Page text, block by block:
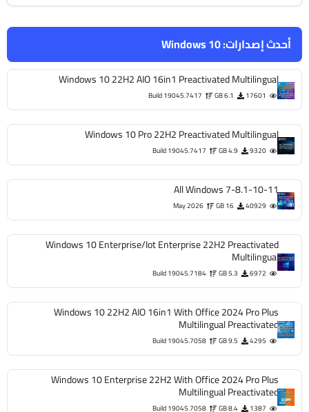
أحدث إصدارات:Windows 10
Windows 10 22H2 AIO 16in1 Preactivated Multilingual
17601
6.1 GB
Build 19045.7417
Windows 10 Pro 22H2 Preactivated Multilingual
9320
4.9 GB
Build 19045.7417
All Windows 7-8.1-10-11
40929
16 GB
May 2026
Windows 10 Enterprise/Iot Enterprise 22H2 Preactivated
Multilingual
6972
5.3 GB
Build 19045.7184
Windows 10 22H2 AIO 16in1 With Office 2024 Pro Plus
Multilingual Preactivated
4295
9.5 GB
Build 19045.7058
Windows 10 Enterprise 22H2 With Office 2024 Pro Plus
Multilingual Preactivated
1387
8.4 GB
Build 19045.7058